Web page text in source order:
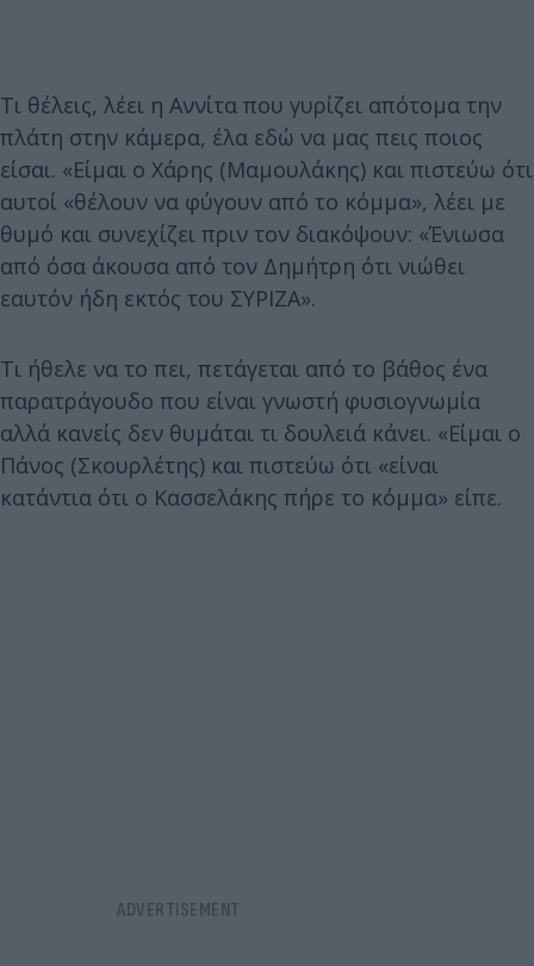
Τι θέλεις, λέει η Αννίτα που γυρίζει απότομα την
πλάτη στην κάμερα, έλα εδώ να μας πεις ποιος
είσαι. «Είμαι ο Χάρης (Μαμουλάκης) και πιστεύω ότι
αυτοί «θέλουν να φύγουν από το κόμμα», λέει με
θυμό και συνεχίζει πριν τον διακόψουν: «Ένιωσα
από όσα άκουσα από τον Δημήτρη ότι νιώθει
εαυτόν ήδη εκτός του ΣΥΡΙΖΑ».
Τι ήθελε να το πει, πετάγεται από το βάθος ένα
παρατράγουδο που είναι γνωστή φυσιογνωμία
αλλά κανείς δεν θυμάται τι δουλειά κάνει. «Είμαι ο
Πάνος (Σκουρλέτης) και πιστεύω ότι «είναι
κατάντια ότι ο Κασσελάκης πήρε το κόμμα» είπε.